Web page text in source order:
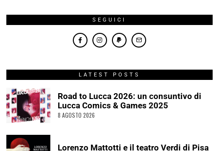
SEGUICI
LATEST POSTS
Road to Lucca 2026: un consuntivo di
Lucca Comics & Games 2025
8 AGOSTO 2026
Lorenzo Mattotti e il teatro Verdi di Pisa